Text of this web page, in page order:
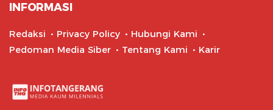
INFORMASI
Redaksi Privacy Policy
Hubungi Kami
Pedoman Media Siber
Tentang Kami Karir